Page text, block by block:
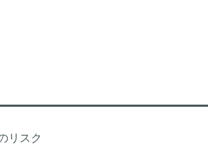
リスク